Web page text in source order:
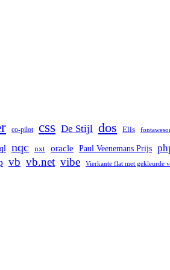
co-pilot css De Stijl dos Elis
nqc nxt oracle Paul Veenemans Prijs
vb vb.net vibe Vierkante flat met gekleurde